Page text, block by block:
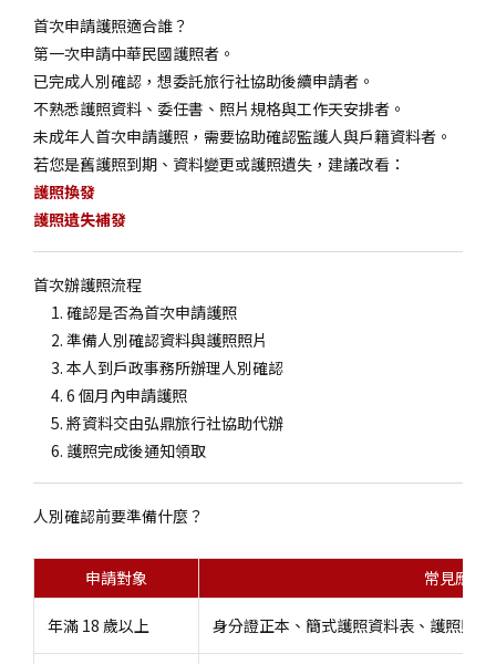
首次申請護照適合誰？
第一次申請中華民國護照者。
已完成人別確認，想委託旅行社協助後續申請者。
不熟悉護照資料、委任書、照片規格與工作天安排者。
未成年人首次申請護照，需要協助確認監護人與戶籍資料者。
若您是舊護照到期、資料變更或護照遺失，建議改看：
護照換發
護照遺失補發
首次辦護照流程
確認是否為首次申請護照
準備人別確認資料與護照照片
本人到戶政事務所辦理人別確認
6 個月內申請護照
將資料交由弘鼎旅行社協助代辦
護照完成後通知領取
人別確認前要準備什麼？
申請對象 常見應備
年滿 18 歲以上 身分證正本、簡式護照資料表、護照照片